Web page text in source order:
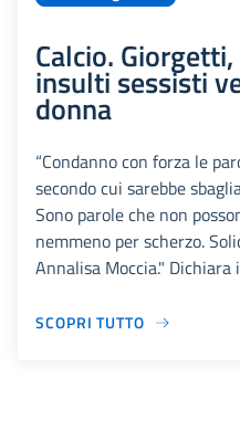
Calcio.
insulti sessisti
donna
“Condanno con forza le
secondo cui sarebbe
Sono parole che non
nemmeno per scherzo.
Annalisa Moccia."
SCOPRI TUTTO